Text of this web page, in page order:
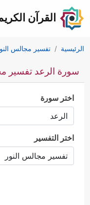
القرآن
الرئيسية تفسير مجالس
سورة الرعد تفسير
اختر سورة
اختر التفسير